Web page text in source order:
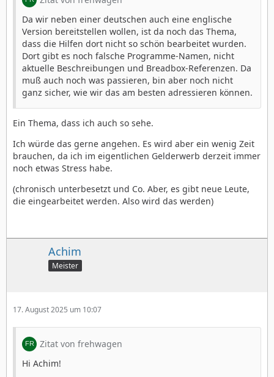
Da wir neben einer deutschen auch eine englische
Version bereitstellen wollen, ist da noch das Thema,
dass die Hilfen dort nicht so schön bearbeitet wurden.
Dort gibt es noch falsche Programme-Namen, nicht
aktuelle Beschreibungen und Breadbox-Referenzen. Da
muß auch noch was passieren, bin aber noch nicht
ganz sicher, wie wir das am besten adressieren können.
Ein Thema, dass ich auch so sehe.
Ich würde das gerne angehen. Es wird aber ein wenig Zeit
brauchen, da ich im eigentlichen Gelderwerb derzeit immer
noch etwas Stress habe.
(chronisch unterbesetzt und Co. Aber, es gibt neue Leute,
die eingearbeitet werden. Also wird das werden)
Achim
Meister
17. August 2025 um 10:07
Zitat von frehwagen
Hi Achim!